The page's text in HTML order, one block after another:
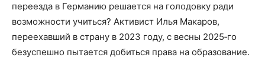
переезда в Германию решается на голодовку ради
возможности учиться? Активист Илья Макаров,
переехавший в страну в 2023 году, с весны 2025‑го
безуспешно пытается добиться права на образование.